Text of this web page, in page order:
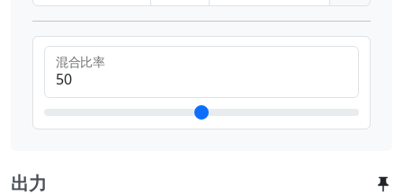
混合比率
出力